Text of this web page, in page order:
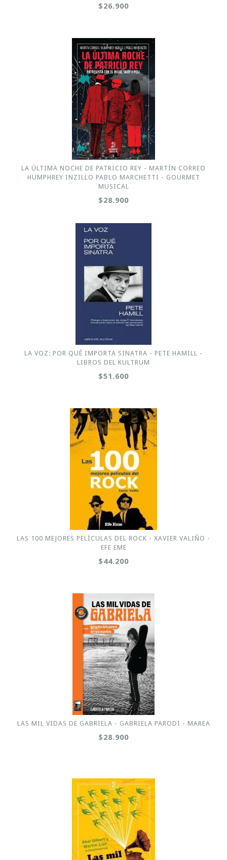
$26.900
LA ÚLTIMA NOCHE DE PATRICIO REY - MARTÍN CORREO
HUMPHREY INZILLO PABLO MARCHETTI - GOURMET
MUSICAL
$28.900
LA VOZ: POR QUÉ IMPORTA SINATRA - PETE HAMILL -
LIBROS DEL KULTRUM
$51.600
LAS 100 MEJORES PELÍCULAS DEL ROCK - XAVIER VALIÑO -
EFE EME
$44.200
LAS MIL VIDAS DE GABRIELA - GABRIELA PARODI - MAREA
$28.900